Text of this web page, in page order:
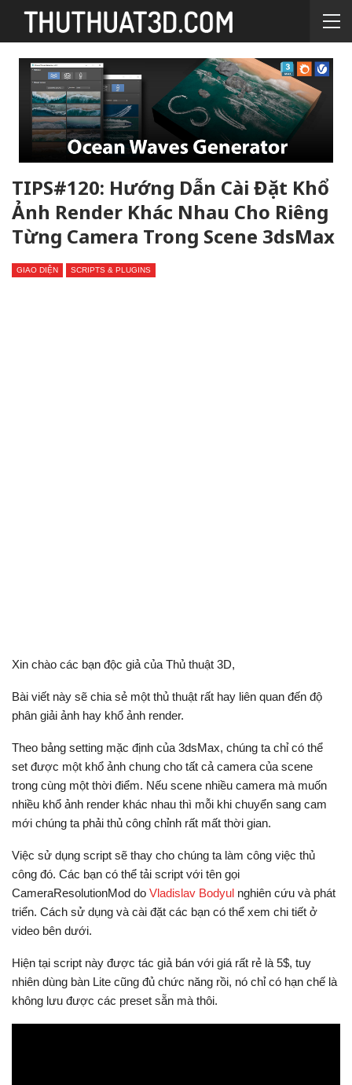
TIPS#120: Hướng Dẫn Cài Đặt Khổ
Ảnh Render Khác Nhau Cho Riêng
Từng Camera Trong Scene 3dsMax
GIAO DIỆN SCRIPTS & PLUGINS
Xin chào các bạn độc giả của Thủ thuật 3D,
Bài viết này sẽ chia sẻ một thủ thuật rất hay liên quan đến độ
phân giải ảnh hay khổ ảnh render.
Theo bảng setting mặc định của 3dsMax, chúng ta chỉ có thể
set được một khổ ảnh chung cho tất cả camera của scene
trong cùng một thời điểm. Nếu scene nhiều camera mà muốn
nhiều khổ ảnh render khác nhau thì mỗi khi chuyển sang cam
mới chúng ta phải thủ công chỉnh rất mất thời gian.
Việc sử dụng script sẽ thay cho chúng ta làm công việc thủ
công đó. Các bạn có thể tải script với tên gọi
CameraResolutionMod do Vladislav Bodyul nghiên cứu và phát
triển. Cách sử dụng và cài đặt các bạn có thể xem chi tiết ở
video bên dưới.
Hiện tại script này được tác giả bán với giá rất rẻ là 5$, tuy
nhiên dùng bàn Lite cũng đủ chức năng rồi, nó chỉ có hạn chế là
không lưu được các preset sẵn mà thôi.